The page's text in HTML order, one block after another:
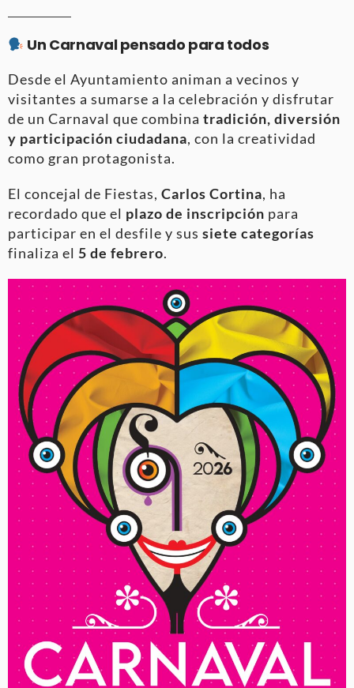
Un Carnaval pensado para todos
Desde el Ayuntamiento animan a vecinos y
visitantes a sumarse a la celebración y disfrutar
de un Carnaval que combina tradición, diversión
y participación ciudadana, con la creatividad
como gran protagonista.
El concejal de Fiestas, Carlos Cortina, ha
recordado que el plazo de inscripción para
participar en el desfile y sus siete categorías
finaliza el 5 de febrero.